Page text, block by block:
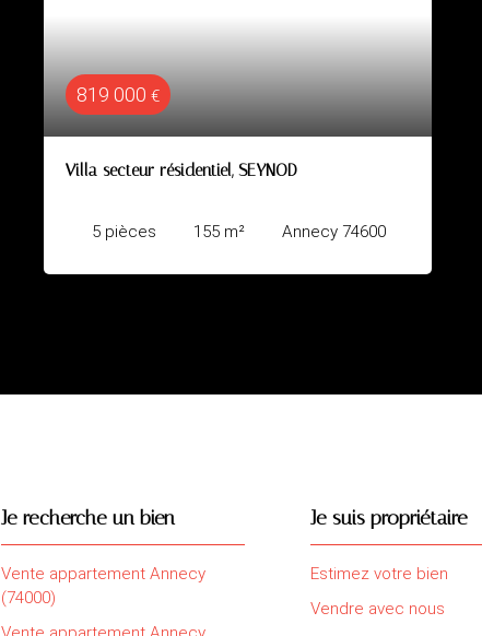
Villa 231 m² - Vue exceptionnelle
7 pièces 231m²
Je recherche un bien
Vente appartement Annecy
(74000)
Je suis propriétaire
Estimez votre bien
Vendre avec nous